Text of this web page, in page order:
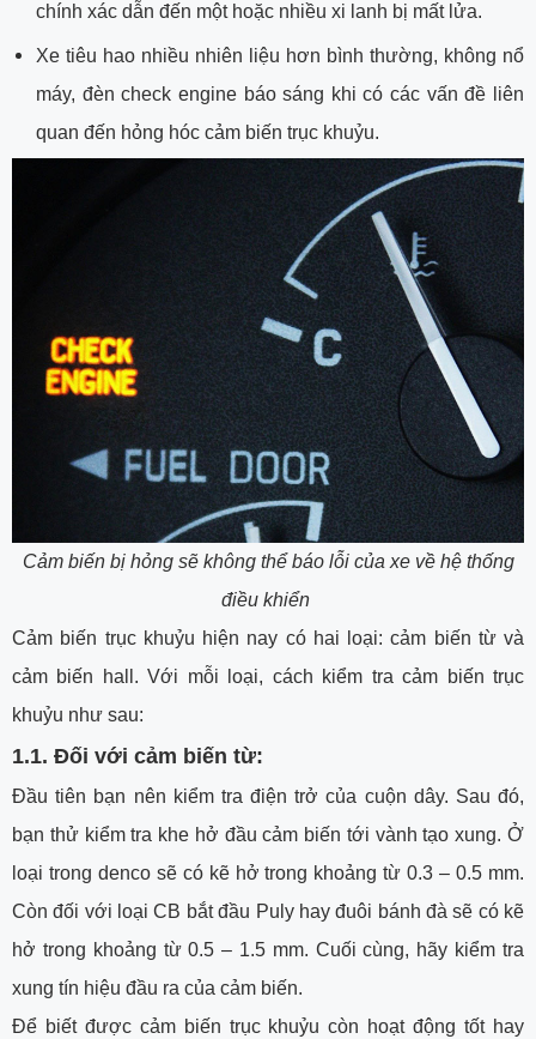
chính xác dẫn đến một hoặc nhiều xi lanh bị mất lửa.
Xe tiêu hao nhiều nhiên liệu hơn bình thường, không nổ
máy, đèn check engine báo sáng khi có các vấn đề liên
quan đến hỏng hóc cảm biến trục khuỷu.
Cảm biến bị hỏng sẽ không thể báo lỗi của xe về hệ thống
điều khiển
Cảm biến trục khuỷu hiện nay có hai loại: cảm biến từ và
cảm biến hall. Với mỗi loại, cách kiểm tra cảm biến trục
khuỷu như sau:
1.1. Đối với cảm biến từ:
Đầu tiên bạn nên kiểm tra điện trở của cuộn dây. Sau đó,
bạn thử kiểm tra khe hở đầu cảm biến tới vành tạo xung. Ở
loại trong denco sẽ có kẽ hở trong khoảng từ 0.3 – 0.5 mm.
Còn đối với loại CB bắt đầu Puly hay đuôi bánh đà sẽ có kẽ
hở trong khoảng từ 0.5 – 1.5 mm. Cuối cùng, hãy kiểm tra
xung tín hiệu đầu ra của cảm biến.
Để biết được cảm biến trục khuỷu còn hoạt động tốt hay